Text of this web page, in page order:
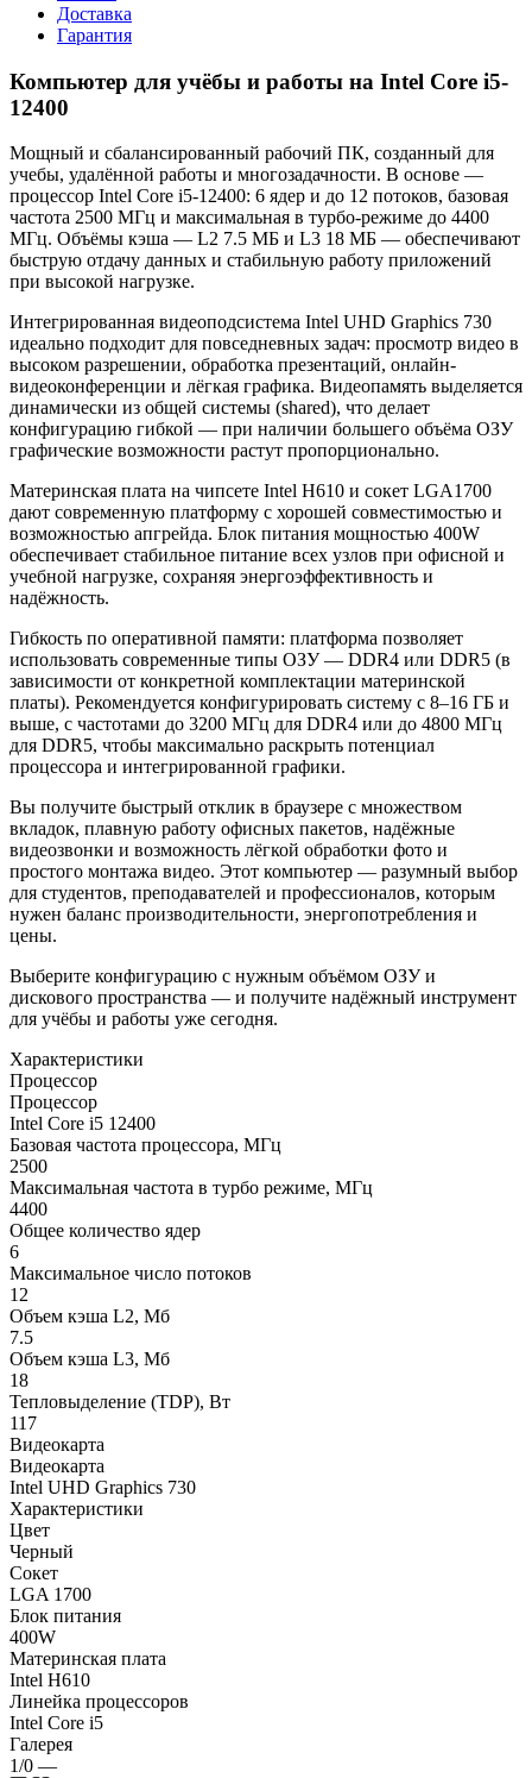
Доставка
Гарантия
Компьютер для учёбы и работы на Intel Core i5-
12400
Мощный и сбалансированный рабочий ПК, созданный для
учебы, удалённой работы и многозадачности. В основе —
процессор Intel Core i5-12400: 6 ядер и до 12 потоков, базовая
частота 2500 МГц и максимальная в турбо-режиме до 4400
МГц. Объёмы кэша — L2 7.5 МБ и L3 18 МБ — обеспечивают
быструю отдачу данных и стабильную работу приложений
при высокой нагрузке.
Интегрированная видеоподсистема Intel UHD Graphics 730
идеально подходит для повседневных задач: просмотр видео в
высоком разрешении, обработка презентаций, онлайн-
видеоконференции и лёгкая графика. Видеопамять выделяется
динамически из общей системы (shared), что делает
конфигурацию гибкой — при наличии большего объёма ОЗУ
графические возможности растут пропорционально.
Материнская плата на чипсете Intel H610 и сокет LGA1700
дают современную платформу с хорошей совместимостью и
возможностью апгрейда. Блок питания мощностью 400W
обеспечивает стабильное питание всех узлов при офисной и
учебной нагрузке, сохраняя энергоэффективность и
надёжность.
Гибкость по оперативной памяти: платформа позволяет
использовать современные типы ОЗУ — DDR4 или DDR5 (в
зависимости от конкретной комплектации материнской
платы). Рекомендуется конфигурировать систему с 8–16 ГБ и
выше, с частотами до 3200 МГц для DDR4 или до 4800 МГц
для DDR5, чтобы максимально раскрыть потенциал
процессора и интегрированной графики.
Вы получите быстрый отклик в браузере с множеством
вкладок, плавную работу офисных пакетов, надёжные
видеозвонки и возможность лёгкой обработки фото и
простого монтажа видео. Этот компьютер — разумный выбор
для студентов, преподавателей и профессионалов, которым
нужен баланс производительности, энергопотребления и
цены.
Выберите конфигурацию с нужным объёмом ОЗУ и
дискового пространства — и получите надёжный инструмент
для учёбы и работы уже сегодня.
Характеристики
Процессор
Процессор
Intel Core i5 12400
Базовая частота процессора, МГц
2500
Максимальная частота в турбо режиме, МГц
4400
Общее количество ядер
6
Максимальное число потоков
12
Объем кэша L2, Мб
7.5
Объем кэша L3, Мб
18
Тепловыделение (TDP), Вт
117
Видеокарта
Видеокарта
Intel UHD Graphics 730
Характеристики
Цвет
Черный
Сокет
LGA 1700
Блок питания
400W
Материнская плата
Intel H610
Линейка процессоров
Intel Core i5
Галерея
1/0 —